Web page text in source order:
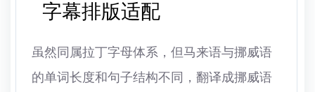
字幕排版适配
虽然同属拉丁字母体系，但马来语与挪威语
的单词长度和句子结构不同，翻译成挪威语